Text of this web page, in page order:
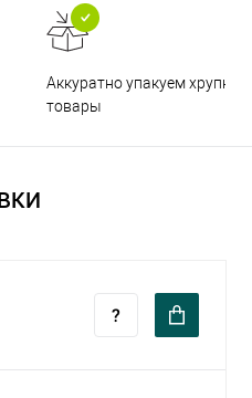
Аккуратно упакуем хрупкие
товары